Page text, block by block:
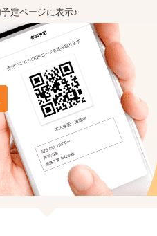
定ページに表示♪